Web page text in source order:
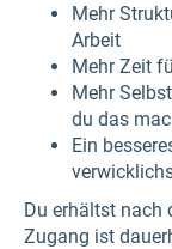
Mehr
Arbeit
Mehr Zeit
Mehr
du das
Ein
Du erhältst nach
Zugang ist